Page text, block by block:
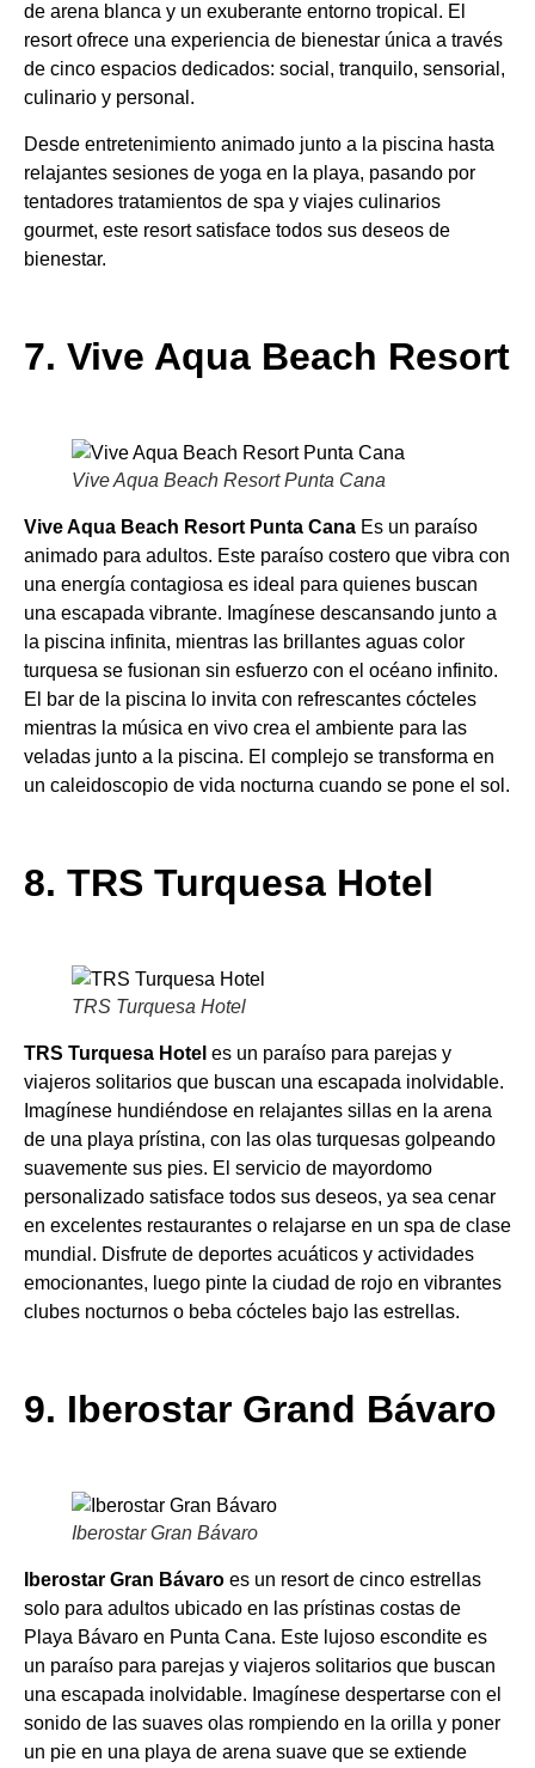
de arena blanca y un exuberante entorno tropical. El
resort ofrece una experiencia de bienestar única a través
de cinco espacios dedicados: social, tranquilo, sensorial,
culinario y personal.
Desde entretenimiento animado junto a la piscina hasta
relajantes sesiones de yoga en la playa, pasando por
tentadores tratamientos de spa y viajes culinarios
gourmet, este resort satisface todos sus deseos de
bienestar.
7. Vive Aqua Beach Resort
Vive Aqua Beach Resort Punta Cana
Vive Aqua Beach Resort Punta Cana Es un paraíso
animado para adultos. Este paraíso costero que vibra con
una energía contagiosa es ideal para quienes buscan
una escapada vibrante. Imagínese descansando junto a
la piscina infinita, mientras las brillantes aguas color
turquesa se fusionan sin esfuerzo con el océano infinito.
El bar de la piscina lo invita con refrescantes cócteles
mientras la música en vivo crea el ambiente para las
veladas junto a la piscina. El complejo se transforma en
un caleidoscopio de vida nocturna cuando se pone el sol.
8. TRS Turquesa Hotel
TRS Turquesa Hotel
TRS Turquesa Hotel es un paraíso para parejas y
viajeros solitarios que buscan una escapada inolvidable.
Imagínese hundiéndose en relajantes sillas en la arena
de una playa prístina, con las olas turquesas golpeando
suavemente sus pies. El servicio de mayordomo
personalizado satisface todos sus deseos, ya sea cenar
en excelentes restaurantes o relajarse en un spa de clase
mundial. Disfrute de deportes acuáticos y actividades
emocionantes, luego pinte la ciudad de rojo en vibrantes
clubes nocturnos o beba cócteles bajo las estrellas.
9. Iberostar Grand Bávaro
Iberostar Gran Bávaro
Iberostar Gran Bávaro es un resort de cinco estrellas
solo para adultos ubicado en las prístinas costas de
Playa Bávaro en Punta Cana. Este lujoso escondite es
un paraíso para parejas y viajeros solitarios que buscan
una escapada inolvidable. Imagínese despertarse con el
sonido de las suaves olas rompiendo en la orilla y poner
un pie en una playa de arena suave que se extiende